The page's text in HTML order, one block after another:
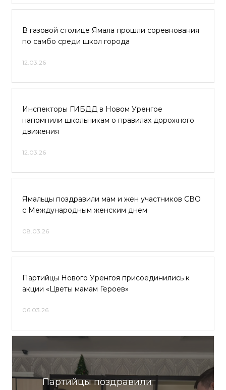
В газовой столице Ямала прошли соревнования
по самбо среди школ города
12.03.26
Инспекторы ГИБДД в Новом Уренгое
напомнили школьникам о правилах дорожного
движения
12.03.26
Ямальцы поздравили мам и жен участников СВО
с Международным женским днем
08.03.26
Партийцы Нового Уренгоя присоединились к
акции «Цветы мамам Героев»
06.03.26
Партийцы поздравили